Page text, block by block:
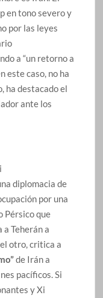
en tono severo y
por las leyes
a “un retorno a
este caso, no ha
ha destacado el
ante los
diplomacia de
por una
Pérsico que
Teherán a
otro, critica a
de Irán a
pacíficos. Si
y Xi